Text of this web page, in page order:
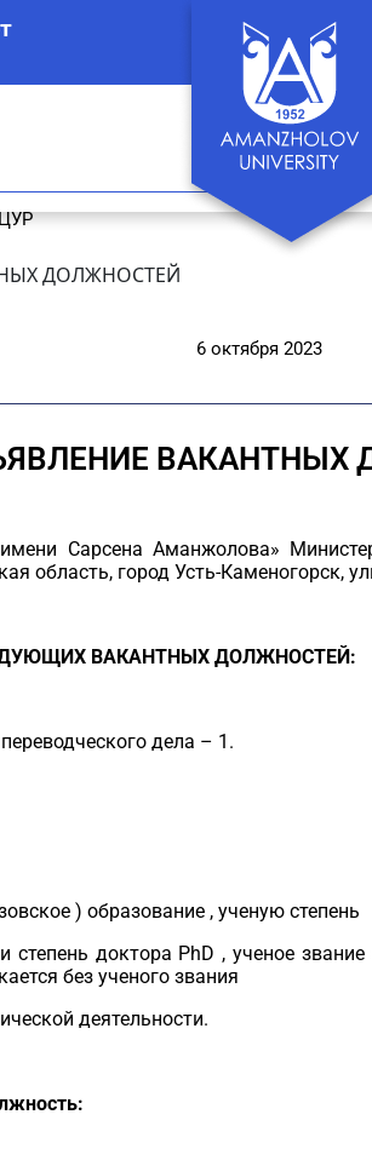
ДОЛЖНОСТЕЙ
6 октября 2023
ВАКАНТНЫХ
Сарсена Аманжолова»
область, город Усть-Каменогорск,
ВАКАНТНЫХ ДОЛЖНОСТЕЙ:
дела – 1.
) образование , ученую степень
доктора PhD , ученое
без ученого звания
деятельности.
: